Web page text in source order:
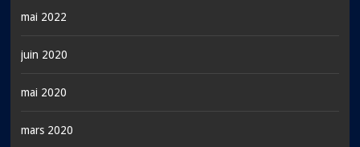
mai 2022
juin 2020
mai 2020
mars 2020